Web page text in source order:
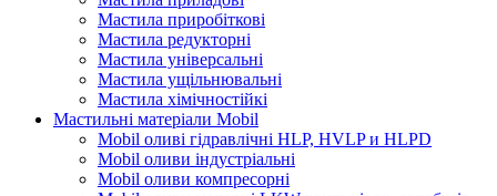
Мастила приробіткові
Мастила редукторні
Мастила універсальні
Мастила ущільнювальні
Мастила хімічностійкі
Мастильні матеріали Mobil
Mobil оливі гідравлічні HLP, HVLP и HLPD
Mobil оливи індустріальні
Mobil оливи компресорні